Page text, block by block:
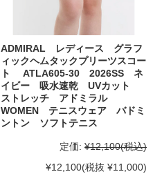
ADMIRAL レディース グラフ
ィックヘムタックプリーツスコー
ト ATLA605-30 2026SS ネ
イビー 吸水速乾 UVカット
ストレッチ アドミラル
WOMEN テニスウェア バドミ
ントン ソフトテニス
定価: ¥12,100(税込)
¥12,100(税抜 ¥11,000)